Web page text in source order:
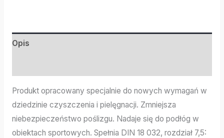
Opis
Produkt opracowany specjalnie do nowych wymagań w
dziedzinie czyszczenia i pielęgnacji. Zmniejsza
niebezpieczeństwo poślizgu. Nadaje się do podłóg w
obiektach sportowych. Spełnia DIN 18 032, rozdział 7,5: